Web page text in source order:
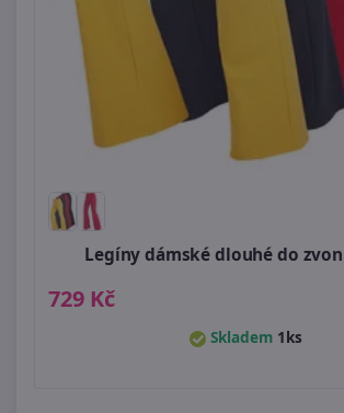
Legíny dámské dlouhé do
729 Kč
Skladem 1ks